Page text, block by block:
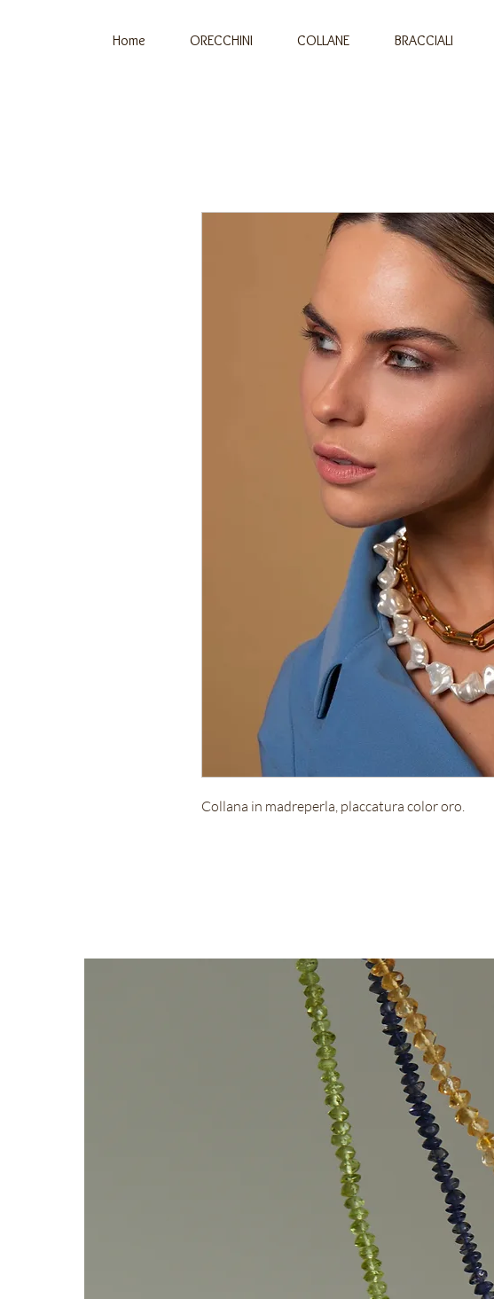
Home ORECCHINI COLLANE BRACCIALI
Collana in madreperla, placcatura color oro.